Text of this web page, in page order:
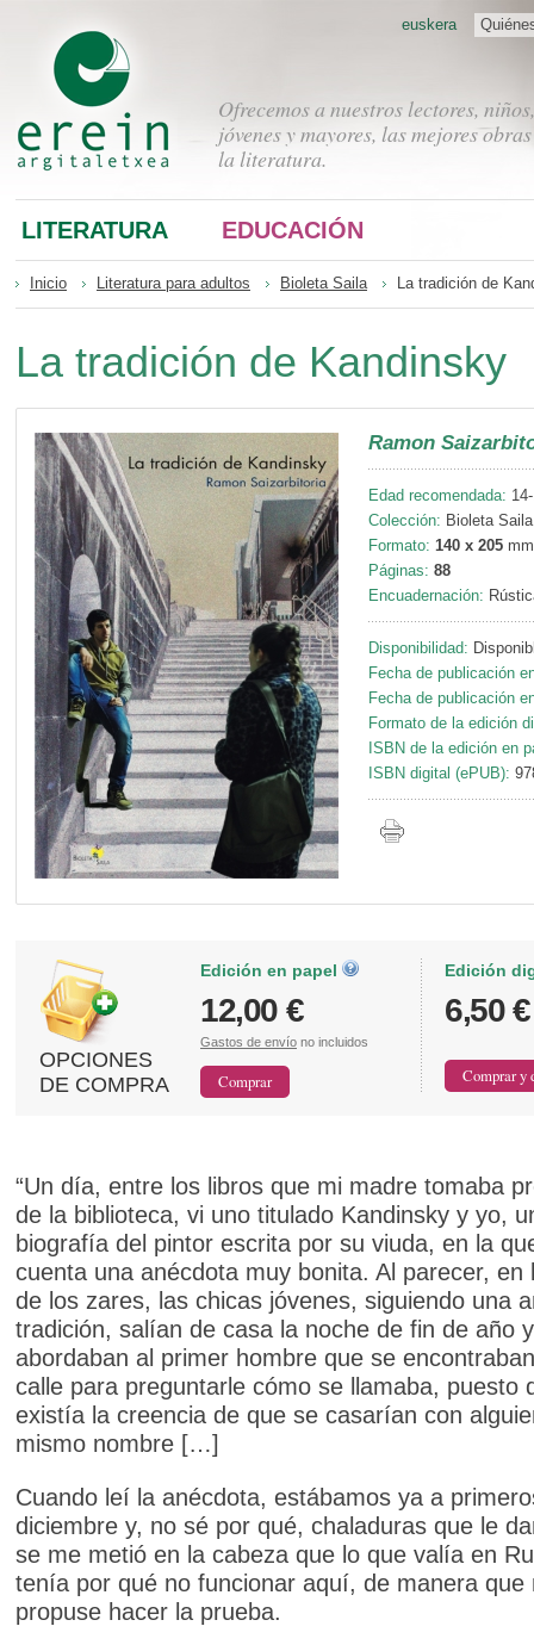
Ofrecemos a nuestros lectores, niños,
jóvenes y mayores, las mejores
la literatura.
euskera
LITERATURA EDUCACIÓN
Inicio Literatura para adultos Bioleta Saila La tradición de
La tradición de Kandinsky
Ramon
Edad recomendada:
Colección: Bioleta
Formato: 140 x 205 mm
Páginas: 88
Encuadernación:
Disponibilidad:
Fecha de publicación
Fecha de publicación
Formato de la edición
ISBN de la edición en
ISBN digital (ePUB):
OPCIONES
DE COMPRA
Edición en papel
12,00 €
Gastos de envío no incluidos
Edición
6,50 €
“Un día, entre los libros que mi madre tomaba
de la biblioteca, vi uno titulado Kandinsky y yo,
biografía del pintor escrita por su viuda, en la
cuenta una anécdota muy bonita. Al parecer, en
de los zares, las chicas jóvenes, siguiendo una
tradición, salían de casa la noche de fin de año y
abordaban al primer hombre que se
calle para preguntarle cómo se llamaba, puesto
existía la creencia de que se casarían con
mismo nombre […]
Cuando leí la anécdota, estábamos ya a
diciembre y, no sé por qué, chaladuras que le
se me metió en la cabeza que lo que valía en
tenía por qué no funcionar aquí, de manera que
propuse hacer la prueba.